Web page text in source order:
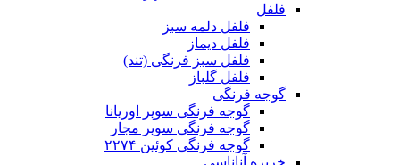
فلفل
فلفل دلمه سبز
فلفل دیماز
فلفل سبز فرنگی (تند)
فلفل گلباز
گوجه فرنگی
گوجه فرنگی سوپر اوریانا
گوجه فرنگی سوپر مجار
گوجه فرنگی کوئین ۲۲۷۴